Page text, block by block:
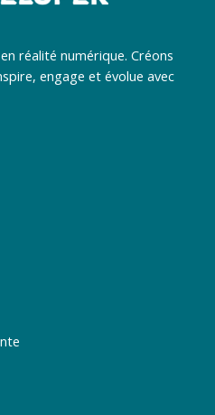
réalité numérique. Créons
engage et évolue avec